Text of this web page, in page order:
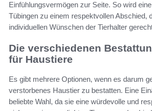
Einfühlungsvermögen zur Seite. So wird eine
Tübingen zu einem respektvollen Abschied,
individuellen Wünschen der Tierhalter
Die verschiedenen
für Haustiere
Es gibt mehrere Optionen, wenn es darum
verstorbenes Haustier zu bestatten. Eine
beliebte Wahl, da sie eine würdevolle und